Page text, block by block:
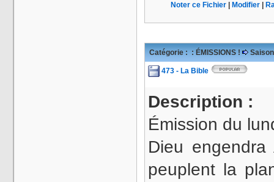
Noter ce Fichier Modifier
Catégorie : : ÉMISSIONS !
473 - La Bible
Description :
Émission du
Dieu
peuplent la